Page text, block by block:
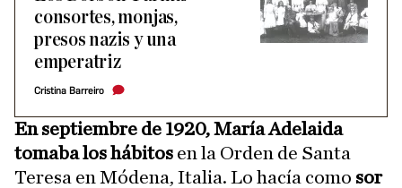
consortes, monjas,
presos nazis y una
emperatriz
Cristina Barreiro
En septiembre de 1920, María Adelaida
tomaba los hábitos en la Orden de Santa
Teresa en Módena, Italia. Lo hacía como sor